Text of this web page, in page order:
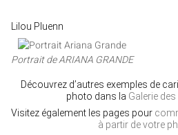
Lilou Pluenn
Portrait de ARIANA GRANDE
Découvrez d’autres exemples de
photo dans la Galerie des
Visitez également les pages pour
à partir de votre